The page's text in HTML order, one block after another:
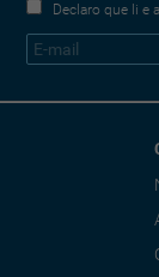
Declaro que li e